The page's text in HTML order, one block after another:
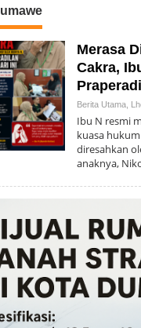
Merasa
Cakra,
Berita Utama,
Ibu N resmi
kuasa
diresahkan
anaknya,